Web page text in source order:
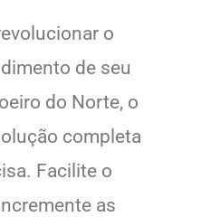
o
de seu
do Norte, o
completa
Facilite o
as